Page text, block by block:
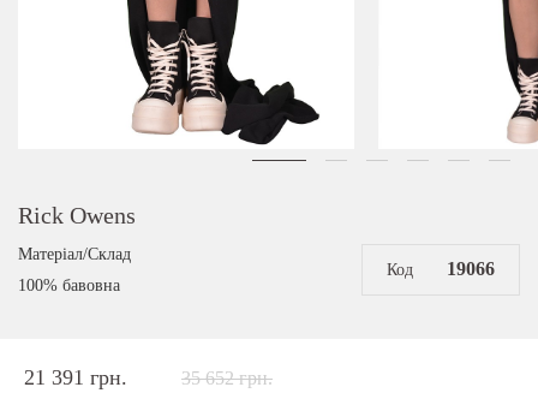
Rick Owens
Матеріал/Склад
100% бавовна
Код 19066
21 391 грн. 35 652 грн.